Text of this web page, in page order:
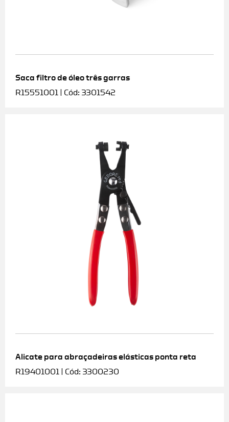
Saca filtro de óleo três garras
R15551001 | Cód: 3301542
Alicate para abraçadeiras elásticas ponta reta
R19401001 | Cód: 3300230